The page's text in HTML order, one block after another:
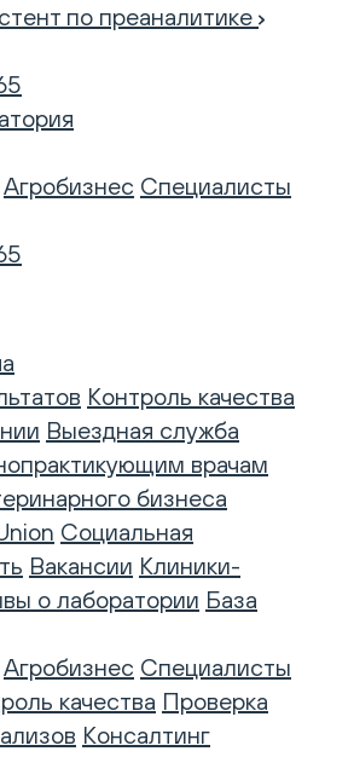
по преаналитике
Агробизнес Специалисты
Контроль качества
Выездная служба
врачам
бизнеса
Социальная
Вакансии Клиники-
о лаборатории База
Агробизнес Специалисты
качества Проверка
Консалтинг